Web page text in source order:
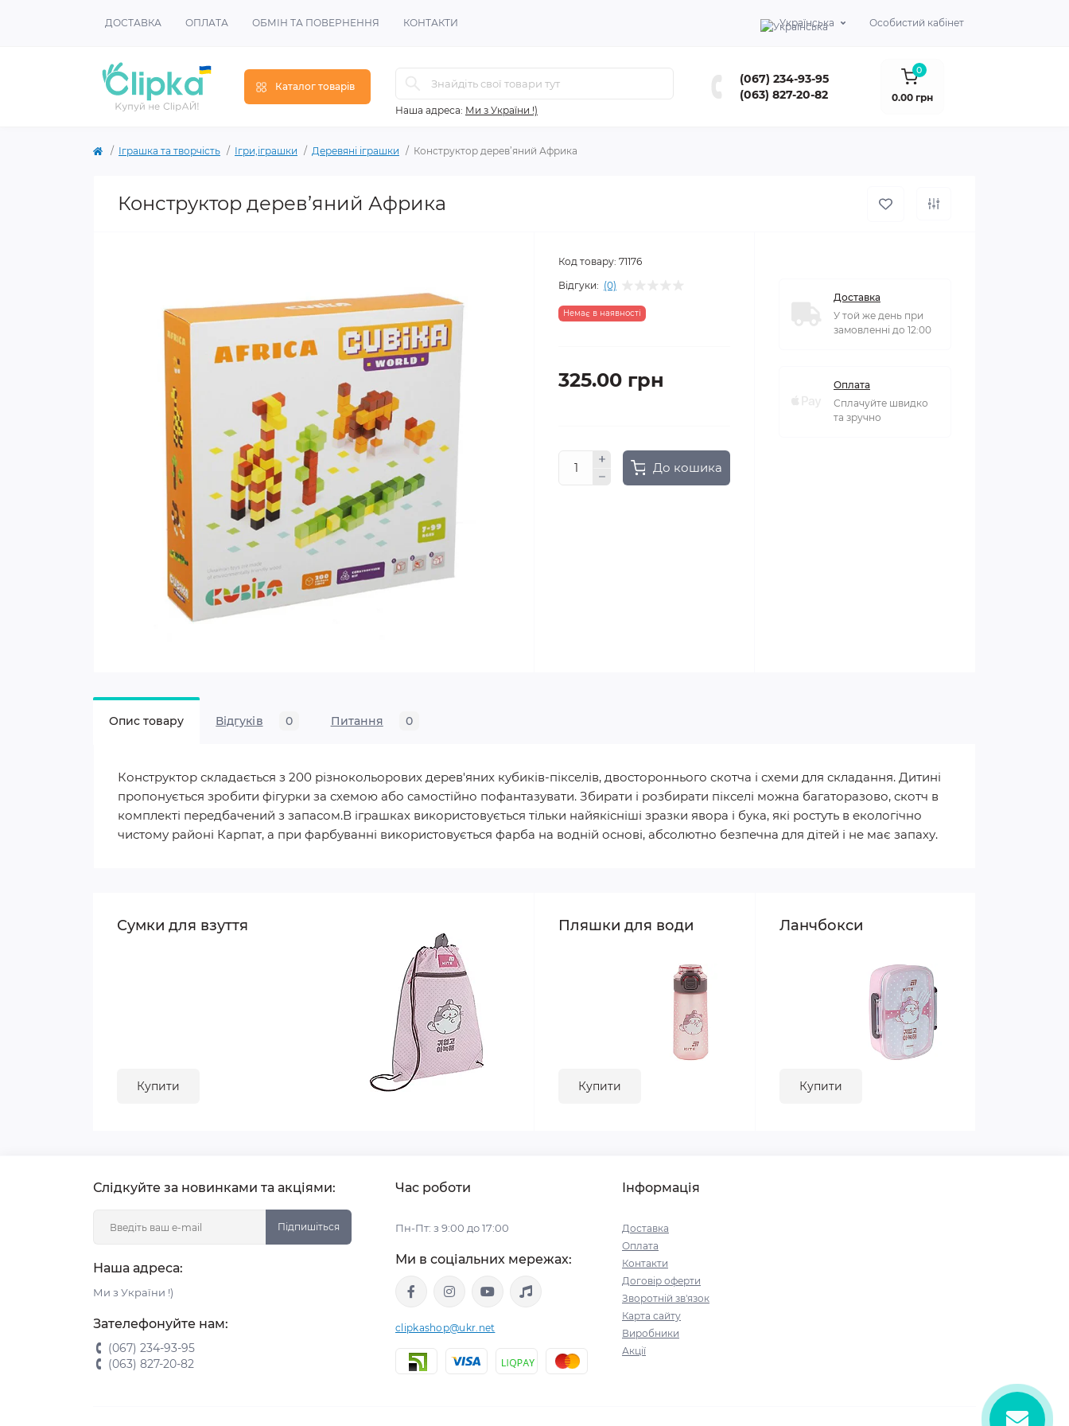
ДОСТАВКА ОПЛАТА ОБМІН ТА ПОВЕРНЕННЯ КОНТАКТИ Українська Особистий кабінет
Каталог товарів
Наша адреса: Ми з України !)
(067) 234-93-95
(063) 827-20-82
0
0.00 грн
Іграшка та творчість Ігри,іграшки Деревяні іграшки Конструктор дерев’яний Африка
Конструктор дерев’яний Африка
Код товару: 71176
Відгуки: (0)
Немає в наявності
325.00 грн
До кошика
Доставка
У той же день при
замовленні до 12:00
Оплата
Сплачуйте швидко
та зручно
Опис товару Відгуків 0 Питання 0
Конструктор складається з 200 різнокольорових дерев'яних кубиків-пікселів, двостороннього скотча і схеми для складання. Дитині
пропонується зробити фігурки за схемою або самостійно пофантазувати. Збирати і розбирати пікселі можна багаторазово, скотч в
комплекті передбачений з запасом.В іграшках використовується тільки найякісніші зразки явора і бука, які ростуть в екологічно
чистому районі Карпат, а при фарбуванні використовується фарба на водній основі, абсолютно безпечна для дітей і не має запаху.
Сумки для взуття
Купити
Пляшки для води
Купити
Ланчбокси
Купити
Слідкуйте за новинками та акціями:
Підпишіться
Наша адреса:
Ми з України !)
Зателефонуйте нам:
(067) 234-93-95
(063) 827-20-82
Час роботи
Пн-Пт: з 9:00 до 17:00
Ми в соціальних мережах:
clipkashop@ukr.net
Інформація
Доставка
Оплата
Контакти
Договір оферти
Зворотній зв'язок
Карта сайту
Виробники
Акції